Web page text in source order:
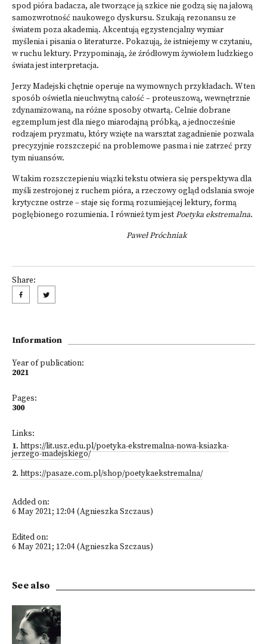
spod pióra badacza, ale tworzące ją szkice nie godzą się na jałową
samozwrotność naukowego dyskursu. Szukają rezonansu ze
światem poza akademią. Akcentują egzystencjalny wymiar
myślenia i pisania o literaturze. Pokazują, że istniejemy w czytaniu,
w ruchu lektury. Przypominają, że źródłowym żywiołem ludzkiego
świata jest interpretacja.
Jerzy Madejski chętnie operuje na wymownych przykładach. W ten
sposób oświetla nieuchwytną całość – proteuszową, wewnętrznie
zdynamizowaną, na różne sposoby otwartą. Celnie dobrane
egzemplum jest dla niego miarodajną próbką, a jednocześnie
rodzajem pryzmatu, który wzięte na warsztat zagadnienie pozwala
precyzyjnie rozszczepić na problemowe pasma i nie zatrzeć przy
tym niuansów.
W takim rozszczepieniu wiązki tekstu otwiera się perspektywa dla
myśli zestrojonej z ruchem pióra, a rzeczowy ogląd odsłania swoje
krytyczne ostrze – staje się formą rozumiejącej lektury, formą
pogłębionego rozumienia. I również tym jestPoetyka ekstremalna.
Paweł Próchniak
Share:
Information
Year of publication:
2021
Pages:
300
Links:
1. https://lit.usz.edu.pl/poetyka-ekstremalna-nowa-ksiazka-
jerzego-madejskiego/
2. https://pasaze.com.pl/shop/poetykaekstremalna/
Added on:
6 May 2021; 12:04 (Agnieszka Szczaus)
Edited on:
6 May 2021; 12:04 (Agnieszka Szczaus)
See also